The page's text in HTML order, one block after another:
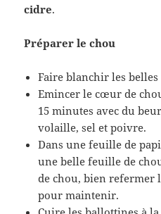
cidre.
Préparer le chou
Faire blanchir les
Emincer le cœur de
15 minutes avec du
volaille, sel et poivre.
Dans une feuille de
une belle feuille de
de chou, bien refermer
pour maintenir.